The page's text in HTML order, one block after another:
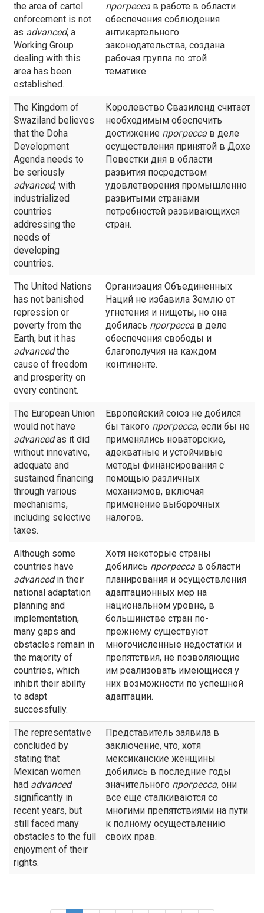
the area of cartel
enforcement is not
as advanced, a
Working Group
dealing with this
area has been
established.
прогресса в работе в области
обеспечения соблюдения
антикартельного
законодательства, создана
рабочая группа по этой
тематике.
The Kingdom of
Swaziland believes
that the Doha
Development
Agenda needs to
be seriously
advanced, with
industrialized
countries
addressing the
needs of
developing
countries.
Королевство Свазиленд считает
необходимым обеспечить
достижение прогресса в деле
осуществления принятой в Дохе
Повестки дня в области
развития посредством
удовлетворения промышленно
развитыми странами
потребностей развивающихся
стран.
The United Nations
has not banished
repression or
poverty from the
Earth, but it has
advancedthe
cause of freedom
and prosperity on
every continent.
Организация Объединенных
Наций не избавила Землю от
угнетения и нищеты, но она
добилась прогресса в деле
обеспечения свободы и
благополучия на каждом
континенте.
The European Union
would not have
advancedas it did
without innovative,
adequate and
sustained financing
through various
mechanisms,
including selective
taxes.
Европейский союз не добился
бы такого прогресса, если бы не
применялись новаторские,
адекватные и устойчивые
методы финансирования с
помощью различных
механизмов, включая
применение выборочных
налогов.
Although some
countries have
advancedin their
national adaptation
planning and
implementation,
many gaps and
obstacles remain in
the majority of
countries, which
inhibit their ability
to adapt
successfully.
Хотя некоторые страны
добились прогресса в области
планирования и осуществления
адаптационных мер на
национальном уровне, в
большинстве стран по-
прежнему существуют
многочисленные недостатки и
препятствия, не позволяющие
им реализовать имеющиеся у
них возможности по успешной
адаптации.
The representative
concluded by
stating that
Mexican women
had advanced
significantly in
recent years, but
still faced many
obstacles to the full
enjoyment of their
rights.
Представитель заявила в
заключение, что, хотя
мексиканские женщины
добились в последние годы
значительного прогресса, они
все еще сталкиваются со
многими препятствиями на пути
к полному осуществлению
своих прав.